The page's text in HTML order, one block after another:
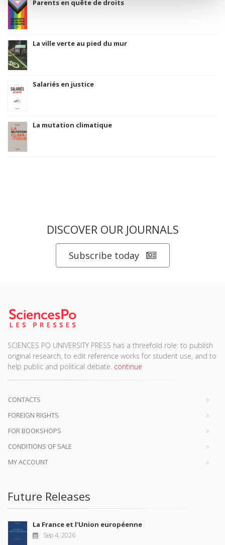
Parents en quête de droits
La ville verte au pied du mur
Salariés en justice
La mutation climatique
DISCOVER OUR JOURNALS
Subscribe today
SCIENCES PO UNIVERSITY PRESS has a threefold role: to publish
original research, to edit reference works for student use, and to
help public and political debate. continue
CONTACTS
FOREIGN RIGHTS
FOR BOOKSHOPS
CONDITIONS OF SALE
MY ACCOUNT
Future Releases
La France et l'Union européenne
Sep 4, 2026